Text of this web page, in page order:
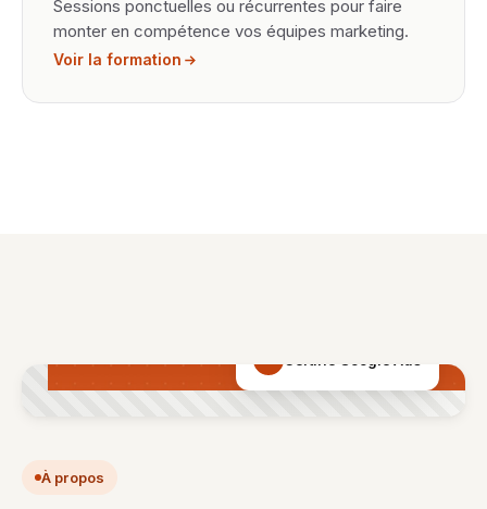
Sessions ponctuelles ou récurrentes pour faire
monter en compétence vos équipes marketing.
Voir la formation
À propos